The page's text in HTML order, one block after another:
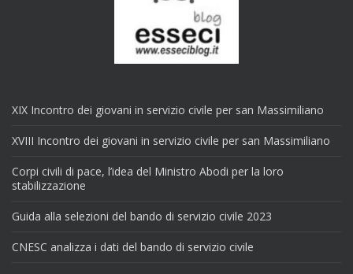
XIX Incontro dei giovani in servizio civile per san Massimiliano
XVIII Incontro dei giovani in servizio civile per san Massimiliano
Corpi civili di pace, l’idea del Ministro Abodi per la loro
stabilizzazione
Guida alla selezioni del bando di servizio civile 2023
CNESC analizza i dati del bando di servizio civile